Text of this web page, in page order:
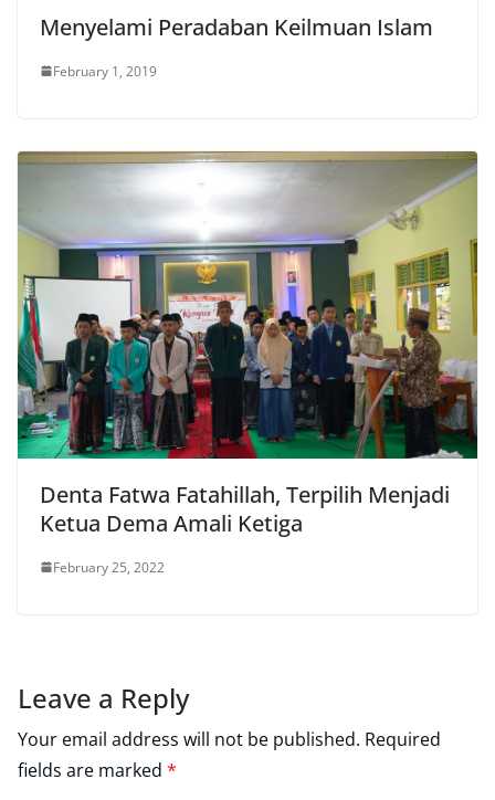
Menyelami Peradaban Keilmuan Islam
February 1, 2019
Denta Fatwa Fatahillah, Terpilih Menjadi
Ketua Dema Amali Ketiga
February 25, 2022
Leave a Reply
Your email address will not be published. Required
fields are marked *